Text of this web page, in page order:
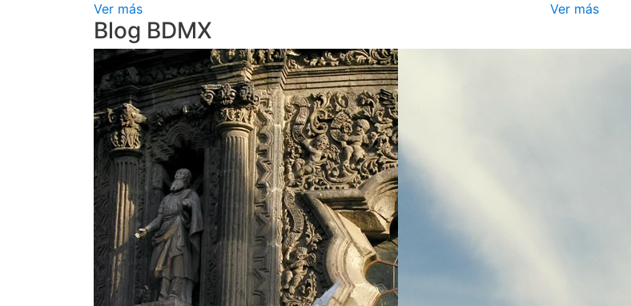
Ver más
Ver más
Blog BDMX